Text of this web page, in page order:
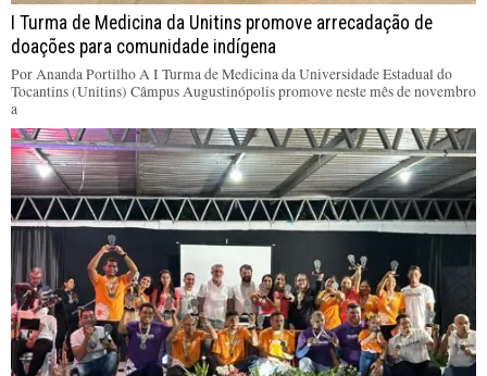
I Turma de Medicina da Unitins promove arrecadação de
doações para comunidade indígena
Por Ananda Portilho A I Turma de Medicina da Universidade Estadual do
Tocantins (Unitins) Câmpus Augustinópolis promove neste mês de novembro
a